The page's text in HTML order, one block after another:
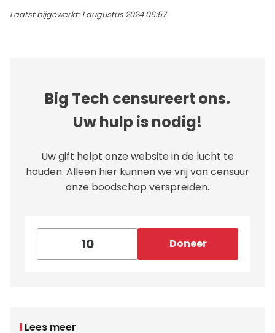
Laatst bijgewerkt: 1 augustus 2024 06:57
Big Tech censureert ons.
Uw hulp is nodig!
Uw gift helpt onze website in de lucht te
houden. Alleen hier kunnen we vrij van censuur
onze boodschap verspreiden.
Doneer
Lees meer